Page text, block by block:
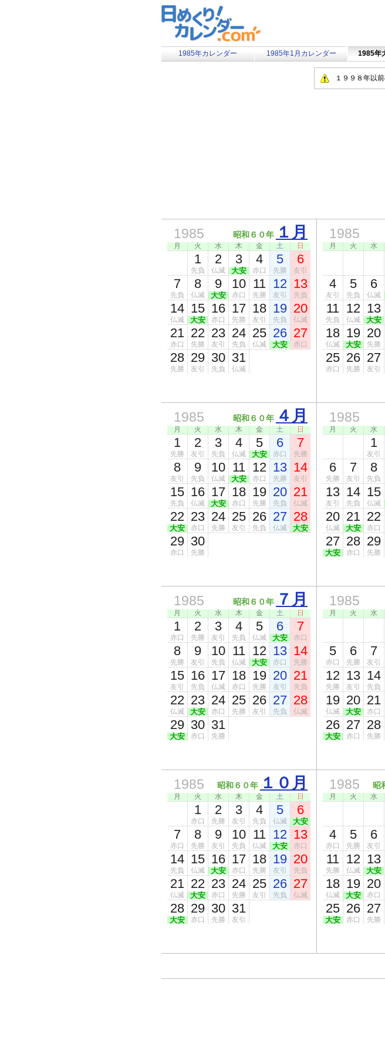
1985年カレンダー 1985年1月カレンダー 1985年
１９９８年以
1985 昭和６０年 １月
月 火 水 木 金 土 日
1
先負
2
仏滅
3
大安
4
赤口
5
先勝
6
友引
7
先負
8
仏滅
9
大安
10
赤口
11
先勝
12
友引
13
先負
14
仏滅
15
大安
16
赤口
17
先勝
18
友引
19
先負
20
仏滅
21
赤口
22
先勝
23
友引
24
先負
25
仏滅
26
大安
27
赤口
28
先勝
29
友引
30
先負
31
仏滅
1985
月 火 水
4
友引
5
先負
6
仏滅
11
先負
12
仏滅
13
大安
18
仏滅
19
大安
20
先勝
25
赤口
26
先勝
27
友引
1985 昭和６０年 ４月
月 火 水 木 金 土 日
1
先勝
2
友引
3
先負
4
仏滅
5
大安
6
赤口
7
先勝
8
友引
9
先負
10
仏滅
11
大安
12
赤口
13
先勝
14
友引
15
先負
16
仏滅
17
大安
18
赤口
19
先勝
20
先負
21
仏滅
22
大安
23
赤口
24
先勝
25
友引
26
先負
27
仏滅
28
大安
29
赤口
30
先勝
1985
月 火 水
1
友引
6
先勝
7
友引
8
先負
13
友引
14
先負
15
仏滅
20
仏滅
21
大安
22
赤口
27
大安
28
赤口
29
先勝
1985 昭和６０年 ７月
月 火 水 木 金 土 日
1
赤口
2
先勝
3
友引
4
先負
5
仏滅
6
大安
7
赤口
8
先勝
9
友引
10
先負
11
仏滅
12
大安
13
赤口
14
先勝
15
友引
16
先負
17
仏滅
18
赤口
19
先勝
20
友引
21
先負
22
仏滅
23
大安
24
赤口
25
先勝
26
友引
27
先負
28
仏滅
29
大安
30
赤口
31
先勝
1985
月 火 水
5
赤口
6
先勝
7
友引
12
先勝
13
友引
14
先負
19
仏滅
20
大安
21
赤口
26
大安
27
赤口
28
先勝
1985 昭和６０年 １０月
月 火 水 木 金 土 日
1
赤口
2
先勝
3
友引
4
先負
5
仏滅
6
大安
7
赤口
8
先勝
9
友引
10
先負
11
仏滅
12
大安
13
赤口
14
先負
15
仏滅
16
大安
17
赤口
18
先勝
19
友引
20
先負
21
仏滅
22
大安
23
赤口
24
先勝
25
友引
26
先負
27
仏滅
28
大安
29
赤口
30
先勝
31
友引
1985 昭
月 火 水
4
赤口
5
先勝
6
友引
11
先勝
12
仏滅
13
大安
18
仏滅
19
大安
20
赤口
25
大安
26
赤口
27
先勝